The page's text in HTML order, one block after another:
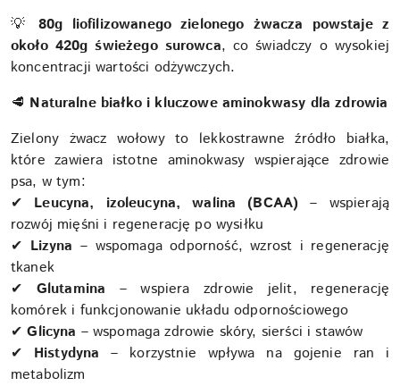
💡
80g liofilizowanego zielonego żwacza powstaje z
około 420g świeżego surowca, co świadczy o wysokiej
koncentracji wartości odżywczych.
🥩 Naturalne białko i kluczowe aminokwasy dla zdrowia
Zielony żwacz wołowy to lekkostrawne źródło białka,
które zawiera istotne aminokwasy wspierające zdrowie
psa, w tym:
✔
Leucyna, izoleucyna, walina (BCAA) – wspierają
rozwój mięśni i regenerację po wysiłku
✔ Lizyna – wspomaga odporność, wzrost i regenerację
tkanek
✔
Glutamina
– wspiera zdrowie jelit, regenerację
komórek i funkcjonowanie układu odpornościowego
✔ Glicyna – wspomaga zdrowie skóry, sierści i stawów
✔
Histydyna
– korzystnie wpływa na gojenie ran i
metabolizm